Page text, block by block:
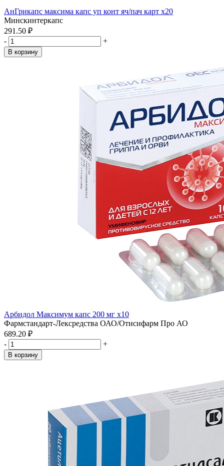
АнГрикапс максима капс уп конт яч/пач карт x20
Минскинтеркапс
291.50 ₽
-
+
В корзину
Арбидол Максимум капс 200 мг x10
Фармстандарт-Лексредства ОАО/Отисифарм Про АО
689.20 ₽
-
+
В корзину